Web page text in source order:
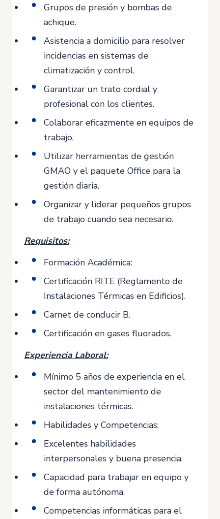
Grupos de presión y bombas de
achique.
Asistencia a domicilio para resolver
incidencias en sistemas de
climatización y control.
Garantizar un trato cordial y
profesional con los clientes.
Colaborar eficazmente en equipos de
trabajo.
Utilizar herramientas de gestión
GMAO y el paquete Office para la
gestión diaria.
Organizar y liderar pequeños grupos
de trabajo cuando sea necesario.
Requisitos:
Formación Académica:
Certificación RITE (Reglamento de
Instalaciones Térmicas en Edificios).
Carnet de conducir B.
Certificación en gases fluorados.
Experiencia Laboral:
Mínimo 5 años de experiencia en el
sector del mantenimiento de
instalaciones térmicas.
Habilidades y Competencias:
Excelentes habilidades
interpersonales y buena presencia.
Capacidad para trabajar en equipo y
de forma autónoma.
Competencias informáticas para el